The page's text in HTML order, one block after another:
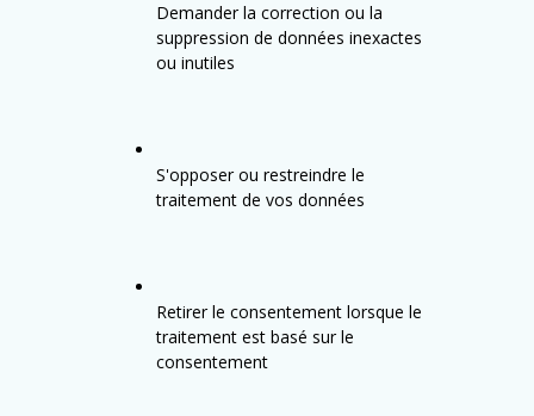
Demander la correction ou la
suppression de données inexactes
ou inutiles
S'opposer ou restreindre le
traitement de vos données
Retirer le consentement lorsque le
traitement est basé sur le
consentement